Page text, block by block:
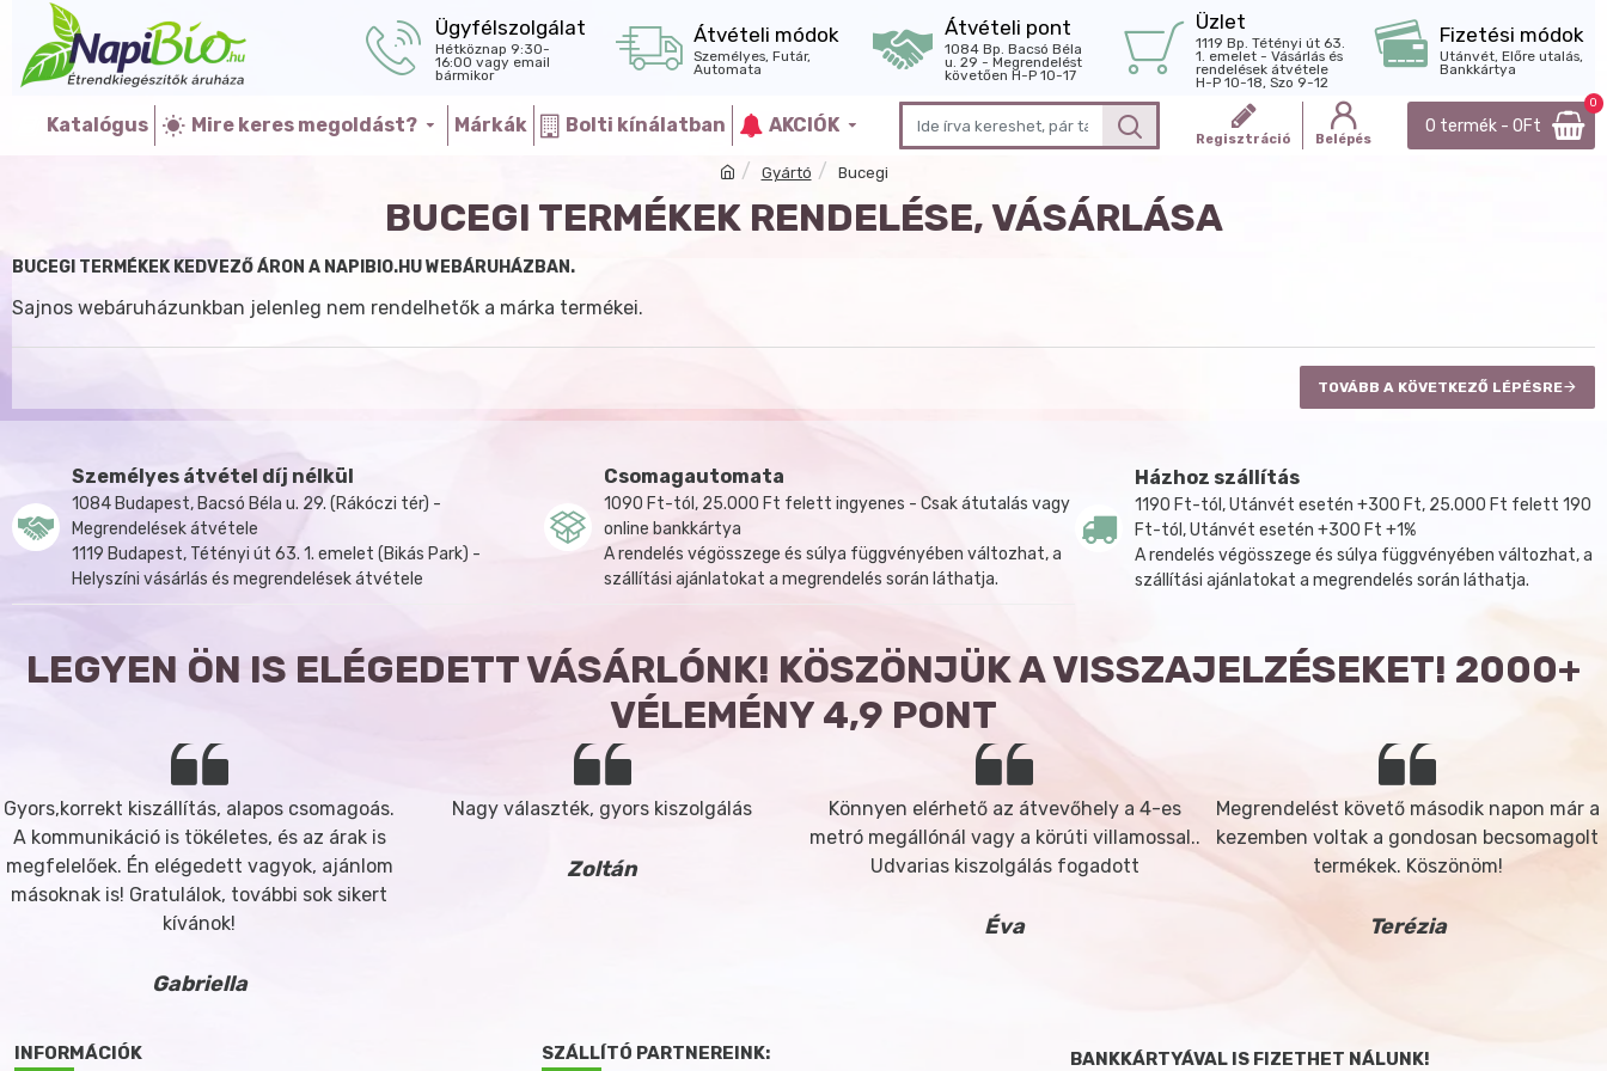
Ügyfélszolgálat
Hétköznap 9:30-
16:00 vagy email
bármikor
Átvételi módok
Személyes, Futár,
Automata
Átvételi pont
1084 Bp. Bacsó Béla
u. 29 - Megrendelést
követően H-P 10-17
Üzlet
1119 Bp. Tétényi út 63.
1. emelet - Vásárlás és
rendelések átvétele
H-P 10-18, Szo 9-12
Fizetési módok
Utánvét, Előre utalás,
Bankkártya
Katalógus Mire keres megoldást? Márkák Bolti kínálatban AKCIÓK
Regisztráció Belépés
0 termék - 0Ft
0
Gyártó Bucegi
BUCEGI TERMÉKEK RENDELÉSE, VÁSÁRLÁSA
BUCEGI TERMÉKEK KEDVEZŐ ÁRON A NAPIBIO.HU WEBÁRUHÁZBAN.
Sajnos webáruházunkban jelenleg nem rendelhetők a márka termékei.
TOVÁBB A KÖVETKEZŐ LÉPÉSRE
Személyes átvétel díj nélkül
1084 Budapest, Bacsó Béla u. 29. (Rákóczi tér) -
Megrendelések átvétele
1119 Budapest, Tétényi út 63. 1. emelet (Bikás Park) -
Helyszíni vásárlás és megrendelések átvétele
Csomagautomata
1090 Ft-tól, 25.000 Ft felett ingyenes - Csak átutalás vagy
online bankkártya
A rendelés végösszege és súlya függvényében változhat, a
szállítási ajánlatokat a megrendelés során láthatja.
Házhoz szállítás
1190 Ft-tól, Utánvét esetén +300 Ft, 25.000 Ft felett 190
Ft-tól, Utánvét esetén +300 Ft +1%
A rendelés végösszege és súlya függvényében változhat, a
szállítási ajánlatokat a megrendelés során láthatja.
LEGYEN ÖN IS ELÉGEDETT VÁSÁRLÓNK! KÖSZÖNJÜK A VISSZAJELZÉSEKET! 2000+
VÉLEMÉNY 4,9 PONT
Gyors,korrekt kiszállítás, alapos csomagoás.
A kommunikáció is tökéletes, és az árak is
megfelelőek. Én elégedett vagyok, ajánlom
másoknak is! Gratulálok, további sok sikert
kívánok!
Gabriella
Nagy választék, gyors kiszolgálás
Zoltán
Könnyen elérhető az átvevőhely a 4-es
metró megállónál vagy a körúti villamossal..
Udvarias kiszolgálás fogadott
Éva
Megrendelést követő második napon már a
kezemben voltak a gondosan becsomagolt
termékek. Köszönöm!
Terézia
INFORMÁCIÓK SZÁLLÍTÓ PARTNEREINK: BANKKÁRTYÁVAL IS FIZETHET NÁLUNK!